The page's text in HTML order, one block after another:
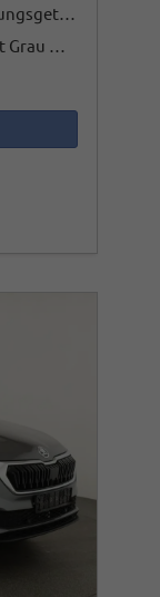
Doppelkupplungsgetriebe (DSG)
[5X5X] Graphit Grau Metallic